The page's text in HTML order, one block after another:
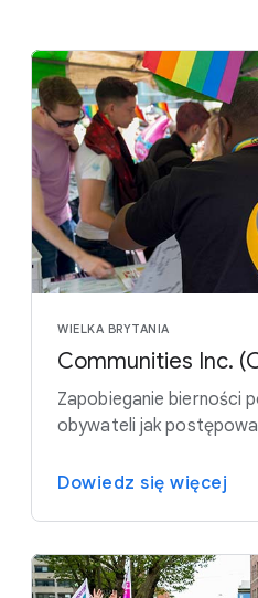
WIELKA BRYTANIA
Communities Inc.
Zapobieganie bierności
obywateli jak
Dowiedz się więcej